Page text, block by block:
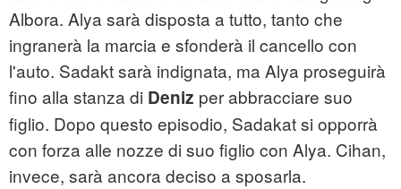
Albora. Alya sarà disposta a tutto, tanto che
ingranerà la marcia e sfonderà il cancello con
l'auto. Sadakt sarà indignata, ma Alya proseguirà
fino alla stanza di Deniz per abbracciare suo
figlio. Dopo questo episodio, Sadakat si opporrà
con forza alle nozze di suo figlio con Alya. Cihan,
invece, sarà ancora deciso a sposarla.